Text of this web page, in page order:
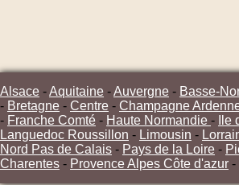
Alsace -Aquitaine -Auvergne - Basse-
- Bretagne - Centre - Champagne
- Franche Comté - Haute Normandie -
Languedoc Roussillon - Limousin -
Nord Pas de Calais - Pays de la Loire -
Charentes - Provence Alpes Côte d'azur -